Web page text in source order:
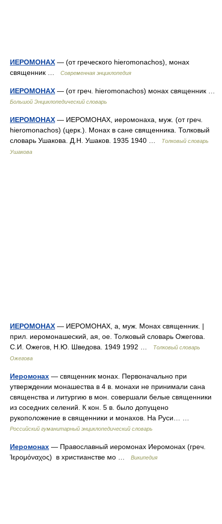
ИЕРОМОНАХ — (от греческого hieromonachos), монах
священник …
Современная энциклопедия
ИЕРОМОНАХ — (от греч. hieromonachos) монах священник …
Большой Энциклопедический словарь
ИЕРОМОНАХ — ИЕРОМОНАХ, иеромонаха, муж. (от греч.
hieromonachos) (церк.). Монах в сане священника. Толковый
словарь Ушакова. Д.Н. Ушаков. 1935 1940 …
Толковый словарь
Ушакова
ИЕРОМОНАХ — ИЕРОМОНАХ, а, муж. Монах священник. |
прил. иеромонашеский, ая, ое. Толковый словарь Ожегова.
С.И. Ожегов, Н.Ю. Шведова. 1949 1992 …
Толковый словарь
Ожегова
Иеромонах — священник монах. Первоначально при
утверждении монашества в 4 в. монахи не принимали сана
священства и литургию в мон. совершали белые священники
из соседних селений. К кон. 5 в. было допущено
рукоположение в священники и монахов. На Руси… …
Российский гуманитарный энциклопедический словарь
Иеромонах — Православный иеромонах Иеромонах (греч.
Ἱερομόναχος) в христианстве мо …
Википедия